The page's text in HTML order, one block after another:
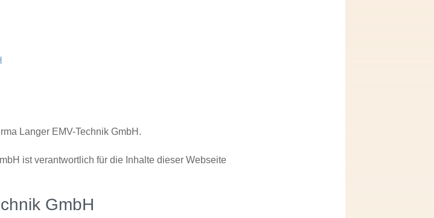
Langer EMV-Technik GmbH.
ist verantwortlich für die Inhalte dieser Webseite
GmbH